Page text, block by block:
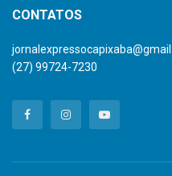
CONTATOS
(27) 99724-7230